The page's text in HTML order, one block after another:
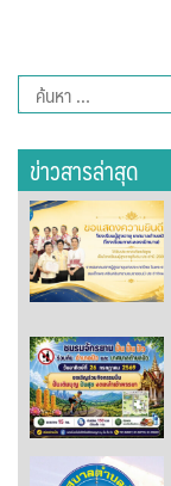
Deply
HOMU Villa
Montha
Shanti –
กรีนฮิลล์รีสอร์ท
ก๋างโต้งคอฟฟี่รี
ชมพูภูคารีสอร์ท
ค้นหา
สำหรับ:
ข่าวสารล่าสุด